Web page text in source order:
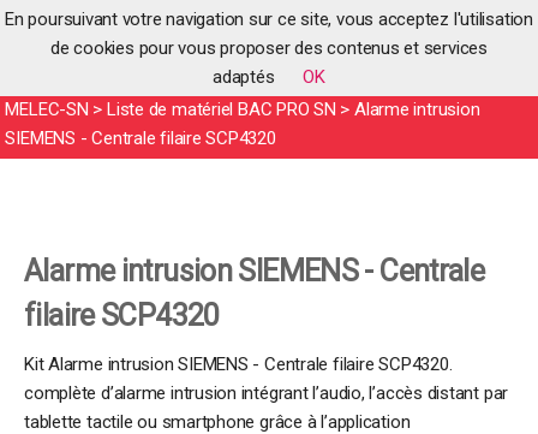
Produits pédagogiques
MELEC-SN > Liste de matériel BAC PRO SN >Alarme intrusion
SIEMENS - Centrale filaire SCP4320
Alarme intrusion SIEMENS - Centrale
filaire SCP4320
Kit Alarme intrusion SIEMENS - Centrale filaire SCP4320.
complète d’alarme intrusion intégrant l’audio, l’accès distant par
tablette tactile ou smartphone grâce à l’application
En poursuivant votre navigation sur ce site, vous acceptez l'utilisation
de cookies pour vous proposer des contenus et services
adaptés
OK